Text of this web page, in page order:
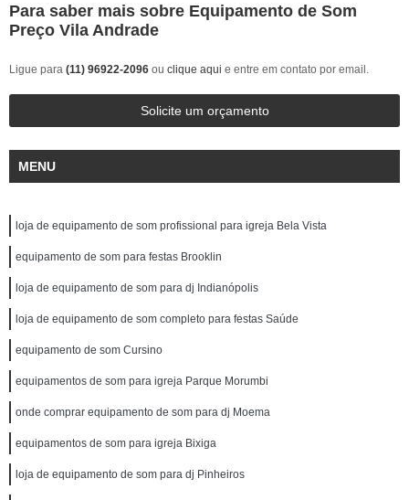
Para saber mais sobre Equipamento de Som
Preço Vila Andrade
Ligue para (11) 96922-2096 ou clique aqui e entre em contato por email.
Solicite um orçamento
MENU
loja de equipamento de som profissional para igreja Bela Vista
equipamento de som para festas Brooklin
loja de equipamento de som para dj Indianópolis
loja de equipamento de som completo para festas Saúde
equipamento de som Cursino
equipamentos de som para igreja Parque Morumbi
onde comprar equipamento de som para dj Moema
equipamentos de som para igreja Bixiga
loja de equipamento de som para dj Pinheiros